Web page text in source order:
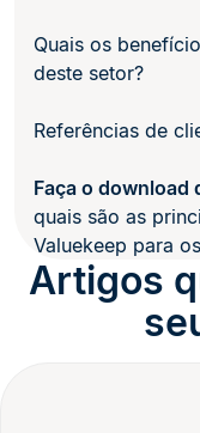
Quais os
deste setor?
Referências de
Faça o download
quais são as
Valuekeep para
Artigos